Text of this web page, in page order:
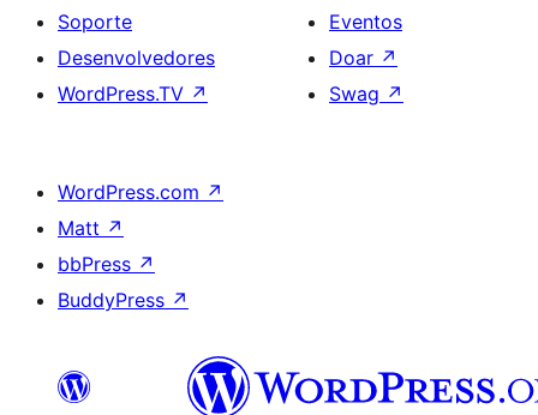
Soporte
Desenvolvedores
WordPress.TV ↗
Eventos
Doar ↗
Swag ↗
WordPress.com ↗
Matt ↗
bbPress ↗
BuddyPress ↗